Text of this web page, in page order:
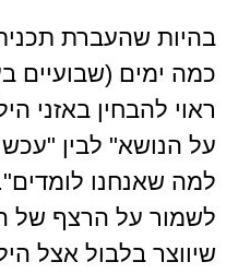
בהיות שהעברת
כמה ימים (שבועיים
ראוי להבחין באזני
על הנושא" לבין
למה שאנחנו
לשמור על הרצף של
שיווצר בלבול אצל